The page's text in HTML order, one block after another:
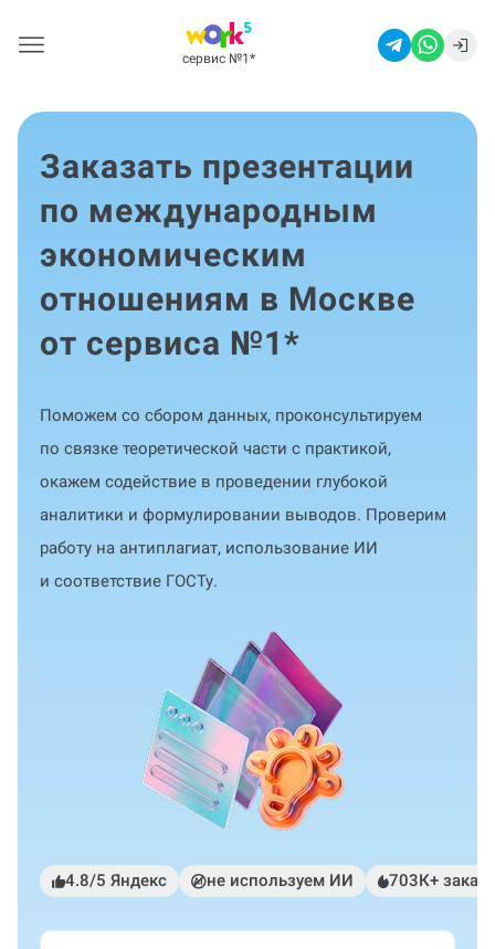
сервис №1 *
Заказать презентации
по международным
экономическим
отношениям в Москве
от сервиса №1*
Поможем со сбором данных, проконсультируем
по связке теоретической части с практикой,
окажем содействие в проведении глубокой
аналитики и формулировании выводов. Проверим
работу на антиплагиат, использование ИИ
и соответствие ГОСТу.
4.8/5 Яндекс не используем ИИ 703К+